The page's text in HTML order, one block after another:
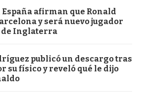
España afirman que Ronald
y será nuevo jugador
de Inglaterra
publicó un descargo tras
su físico y reveló qué le dijo